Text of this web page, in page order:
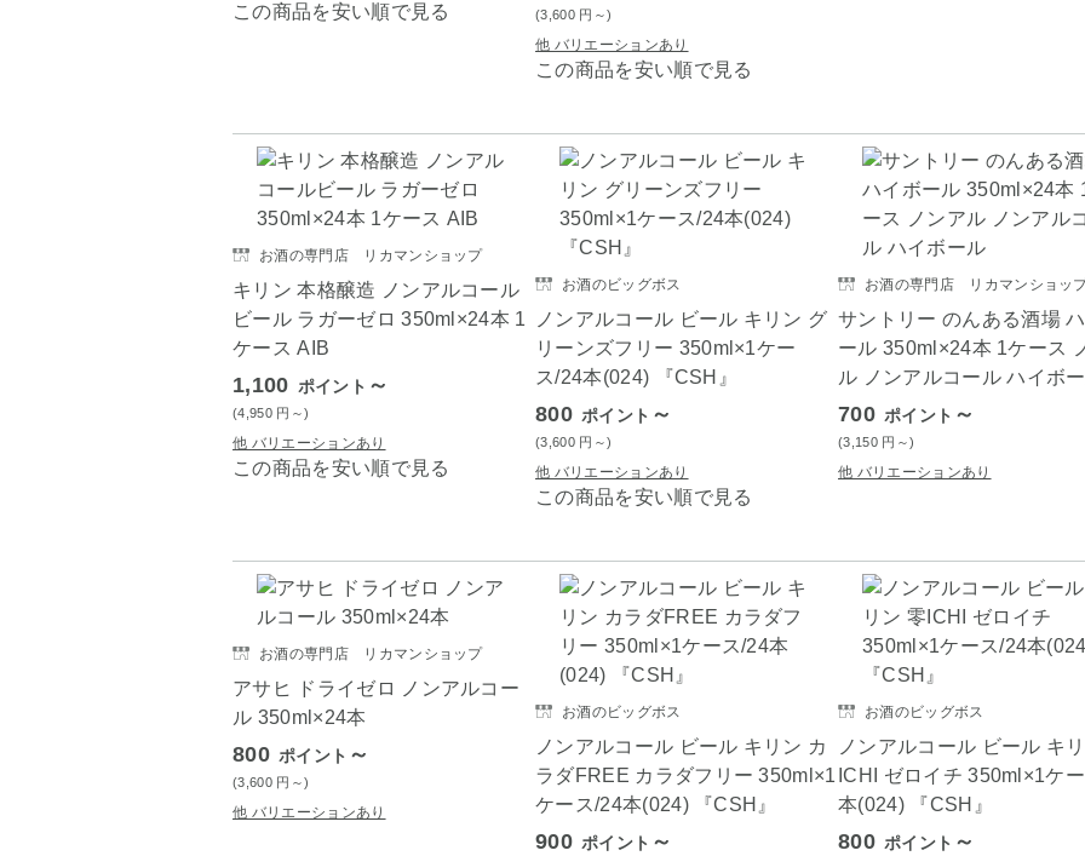
この商品を安い順で見る (3,600 円 ～)
他 バリエーションあり
この商品を安い順で見る
お酒の専門店 リカマンショップ
キリン 本格醸造 ノンアルコール
ビール ラガーゼロ 350ml×24本 1
ケース AIB
1,100 ポイント ～
(4,950 円 ～)
他 バリエーションあり
この商品を安い順で見る
お酒のビッグボス
ノンアルコール ビール キリン グ
リーンズフリー 350ml×1ケー
ス/24本(024) 『CSH』
800 ポイント ～
(3,600 円 ～)
他 バリエーションあり
この商品を安い順で見る
お酒の専門店 リカマンショッ
サントリー のんある酒場
ール 350ml×24本 1ケース
ル ノンアルコール ハイボ
700 ポイント ～
(3,150 円 ～)
他 バリエーションあり
お酒の専門店 リカマンショップ
アサヒ ドライゼロ ノンアルコー
ル 350ml×24本
800 ポイント ～
(3,600 円 ～)
他 バリエーションあり
お酒のビッグボス
ノンアルコール ビール キリン カ
ラダFREE カラダフリー 350ml×1
ケース/24本(024) 『CSH』
900 ポイント ～
お酒のビッグボス
ノンアルコール ビール キ
ICHI ゼロイチ 350ml×1ケ
本(024) 『CSH』
800 ポイント ～